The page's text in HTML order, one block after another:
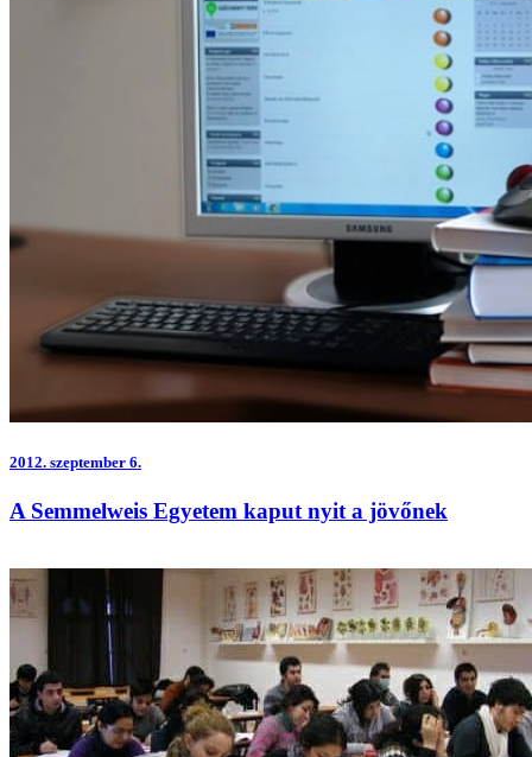
2012. szeptember 6.
A Semmelweis Egyetem kaput nyit a jövőnek